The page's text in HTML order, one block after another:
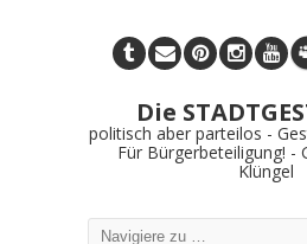
Die
politisch aber parteilos -
Für Bürgerbeteiligung! -
Klüngel